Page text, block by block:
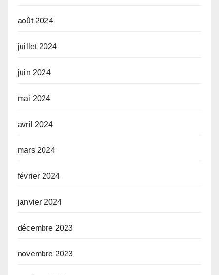
août 2024
juillet 2024
juin 2024
mai 2024
avril 2024
mars 2024
février 2024
janvier 2024
décembre 2023
novembre 2023